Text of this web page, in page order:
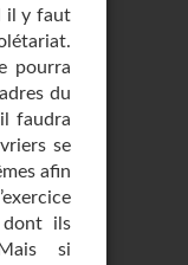
il y faut
pourra
du
faudra
se
afin
dont ils
si